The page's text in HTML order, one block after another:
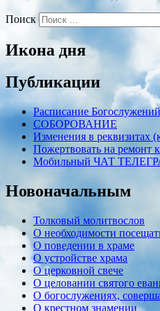
Поиск
Икона дня
Публикации
Расписание
СОБОРОВАНИЕ
Изменения в реквизитах
Пожертвовать на ремонт
Мобильный ЧАТ
Новоначальным
Толковый молитвослов
О необходимости
О поведении в храме
О устройстве храма
О церковной свече
О целовании святого
О богослужениях,
О крестном знамении